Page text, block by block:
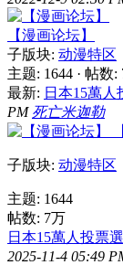
【漫画论坛】
子版块: 动漫特区
主题: 1644 · 帖数:
最新: 日本15萬人
PM 死亡米迦勒
子版块: 动漫特区
主题: 1644
帖数: 7万
日本15萬人投票
2025-11-4 05:49